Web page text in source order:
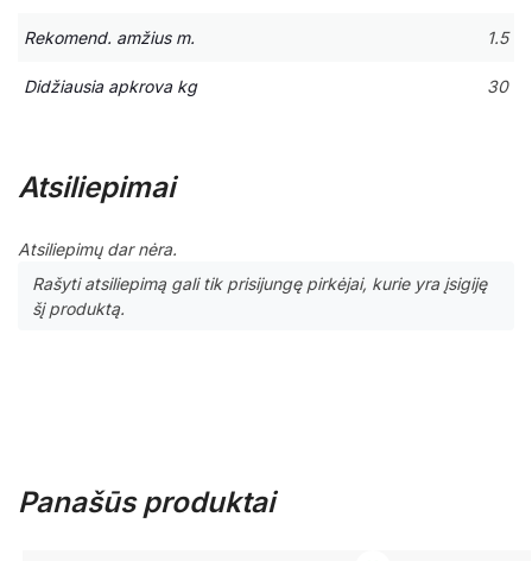
Rekomend. amžius m. 1.5
Didžiausia apkrova kg 30
Atsiliepimai
Atsiliepimų dar nėra.
Rašyti atsiliepimą gali tik prisijungę pirkėjai, kurie yra įsigiję
šį produktą.
Panašūs produktai